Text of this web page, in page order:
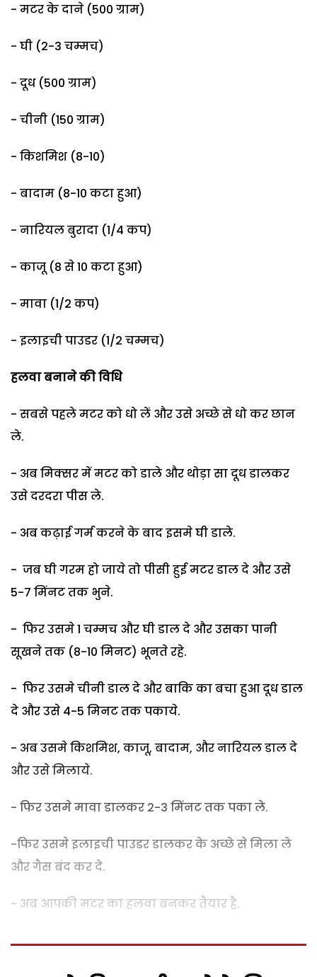
- मटर के दाने (500 ग्राम)
- घी (2-3 चम्मच)
- दूध (500 ग्राम)
- चीनी (150 ग्राम)
- किशमिश (8-10)
- बादाम (8-10 कटा हुआ)
- नारियल बुरादा (1/4 कप)
- काजू (8 से 10 कटा हुआ)
- मावा (1/2 कप)
- इलाइची पाउडर (1/2 चम्मच)
हलवा बनाने की विधि
- सबसे पहले मटर को धो लें और उसे अच्छे से धो कर छान
ले.
- अब मिक्सर में मटर को डाले और थोड़ा सा दूध डालकर
उसे दरदरा पीस ले.
- अब कढ़ाई गर्म करने के बाद इसमे घी डाले.
- जब घी गरम हो जाये तो पीसी हुई मटर डाल दे और उसे
5-7 मिंनट तक भुने.
- फिर उसमे 1 चम्मच और घी डाल दे और उसका पानी
सूखने तक (8-10 मिनट) भूनते रहे.
- फिर उसमे चीनी डाल दे और बाकि का बचा हुआ दूध डाल
दे और उसे 4-5 मिनट तक पकाये.
- अब उसमे किशमिश, काजू, बादाम, और नारियल डाल दे
और उसे मिलाये.
- फिर उसमे मावा डालकर 2-3 मिंनट तक पका ले.
-फिर उसमे इलाइची पाउडर डालकर के अच्छे से मिला ले
और गैस बंद कर दे.
- अब आपकी मटर का हलवा बनकर तैयार है.